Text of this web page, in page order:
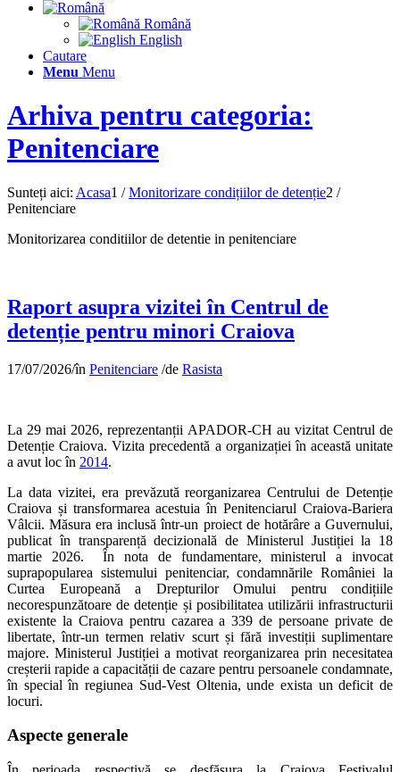
Română
English
Cautare
Menu Menu
Arhiva pentru categoria:
Penitenciare
Sunteți aici: Acasa1 / Monitorizare condițiilor de detenție2 /
Penitenciare
Monitorizarea conditiilor de detentie in penitenciare
Raport asupra vizitei în Centrul de
detenție pentru minori Craiova
17/07/2026/în Penitenciare /de Rasista
La 29 mai 2026, reprezentanții APADOR-CH au vizitat Centrul de
Detenție Craiova. Vizita precedentă a organizației în această unitate
a avut loc în 2014.
La data vizitei, era prevăzută reorganizarea Centrului de Detenție
Craiova și transformarea acestuia în Penitenciarul Craiova-Bariera
Vâlcii. Măsura era inclusă într-un proiect de hotărâre a Guvernului,
publicat în transparență decizională de Ministerul Justiției la 18
martie 2026. În nota de fundamentare, ministerul a invocat
suprapopularea sistemului penitenciar, condamnările României la
Curtea Europeană a Drepturilor Omului pentru condițiile
necorespunzătoare de detenție și posibilitatea utilizării infrastructurii
existente la Craiova pentru cazarea a 339 de persoane private de
libertate, într-un termen relativ scurt și fără investiții suplimentare
majore. Ministerul Justiției a motivat reorganizarea prin necesitatea
creșterii rapide a capacității de cazare pentru persoanele condamnate,
în special în regiunea Sud-Vest Oltenia, unde exista un deficit de
locuri.
Aspecte generale